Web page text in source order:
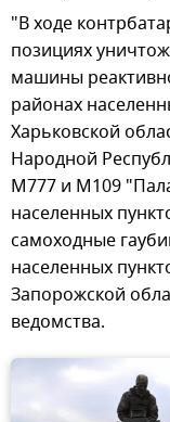
"В ходе
позициях
машины
районах
Харьковской
Народной
М777 и М109
населенных
самоходные
населенных
Запорожской
ведомства.